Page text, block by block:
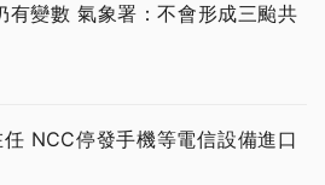
有變數 氣象署：不會形成三颱共
NCC停發手機等電信設備進口